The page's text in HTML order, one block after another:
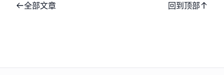
全部文章 回到顶部